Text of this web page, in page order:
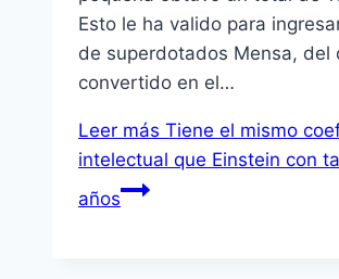
Esto le ha valido para
de superdotados Mensa, del
convertido en el…
Leer más Tiene el mismo
intelectual que Einstein con
años